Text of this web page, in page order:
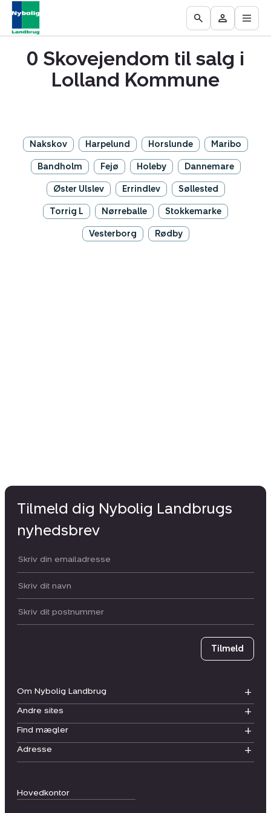
Ejendomme
til
Find
mægler
Få
vurderet
ejendom
Go
to
the
Search
page
Besøg
Mit
område
Åbn
0 Skovejendom til salg i
Lolland Kommune
Nakskov Harpelund Horslunde Maribo
Bandholm Fejø Holeby Dannemare
Øster Ulslev Errindlev Søllested
Torrig L Nørreballe Stokkemarke
Vesterborg Rødby
Hovedkontor
Om Nybolig Landbrug
Andre sites
Find mægler
Adresse
Tilmeld dig Nybolig Landbrugs
nyhedsbrev
Din email:
Dit navn:
Postnummer
Tilmeld